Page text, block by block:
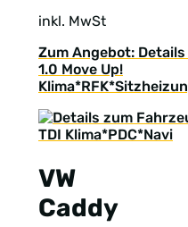
inkl. MwSt
Zum Angebot:
1.0 Move Up!
VW
Caddy